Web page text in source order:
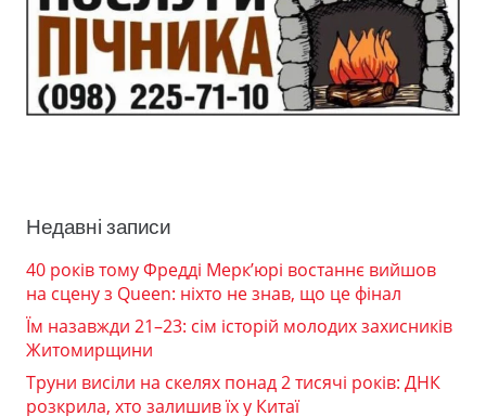
Недавні записи
40 років тому Фредді Мерк’юрі востаннє вийшов
на сцену з Queen: ніхто не знав, що це фінал
Їм назавжди 21–23: сім історій молодих захисників
Житомирщини
Труни висіли на скелях понад 2 тисячі років: ДНК
розкрила, хто залишив їх у Китаї